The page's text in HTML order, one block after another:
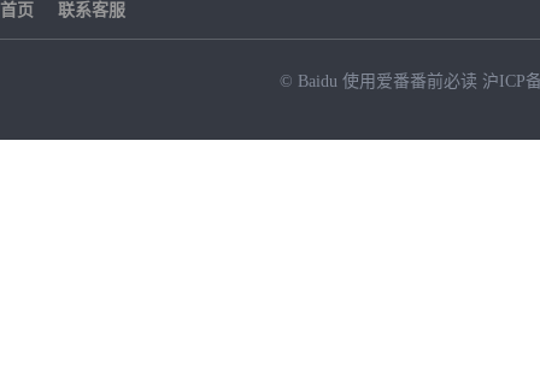
首页 联系客服
© Baidu 使用爱番番前必读 沪ICP